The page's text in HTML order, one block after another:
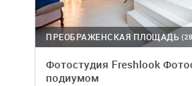
ПРЕОБРАЖЕНСКАЯ ПЛОЩАДЬ
Фотостудия Freshlook
подиумом